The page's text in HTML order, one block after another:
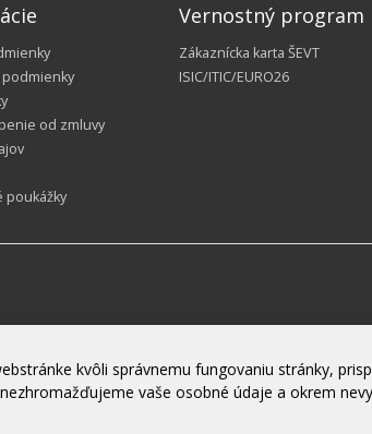
od zmluvy
poukážky
Vernostný program
Zákaznícka karta ŠEVT
ISIC/ITIC/EURO26
kvôli správnemu fungovaniu stránky,
vaše osobné údaje a okrem